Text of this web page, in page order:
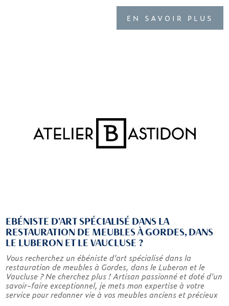
EN SAVOIR PLUS
EBÉNISTE D'ART SPÉCIALISÉ DANS LA
RESTAURATION DE MEUBLES À GORDES, DANS
LE LUBERON ET LE VAUCLUSE ?
Vous recherchez un ébéniste d'art spécialisé dans la
restauration de meubles à Gordes, dans le Luberon et le
Vaucluse ? Ne cherchez plus ! Artisan passionné et doté d'un
savoir-faire exceptionnel, je mets mon expertise à votre
service pour redonner vie à vos meubles anciens et précieux